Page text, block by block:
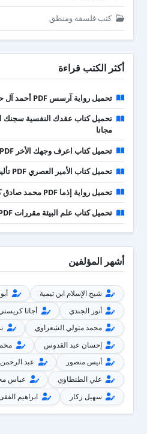
كتب فلسفة ومنطق
أكثر الكتب قراءة
تحميل رواية آرسس PDF أحمد آل حمدان
مجانا
تحميل كتاب اعرف وجهك الأخر PDF يوسف الحسني
تحميل كتاب الأمير العصري PDF تأليف كارنز لورد كامل مجانا
تحميل رواية إذما PDF محمد صادق كامل مجانا
تحميل كتاب علم البيئة مقررات PDF السعودية 1443
أشهر المؤلفين
شيخ الإسلام ابن تيمية
أنور الجندي
أجاثا
محمد متولي الشعراوي
إحسان عبد القدوس
أنيس منصور
عبد
علي الطنطاوي
عباس
سهيل زكار
ابراهيم